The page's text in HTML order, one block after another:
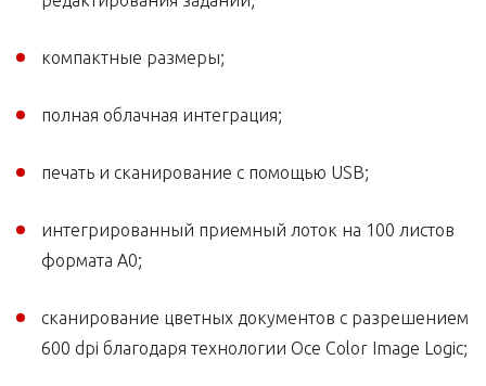
компактные размеры;
полная облачная интеграция;
печать и сканирование с помощью USB;
интегрированный приемный лоток на 100 листов
формата А0;
сканирование цветных документов с разрешением
600 dpi благодаря технологии Осe Color Image Logic;